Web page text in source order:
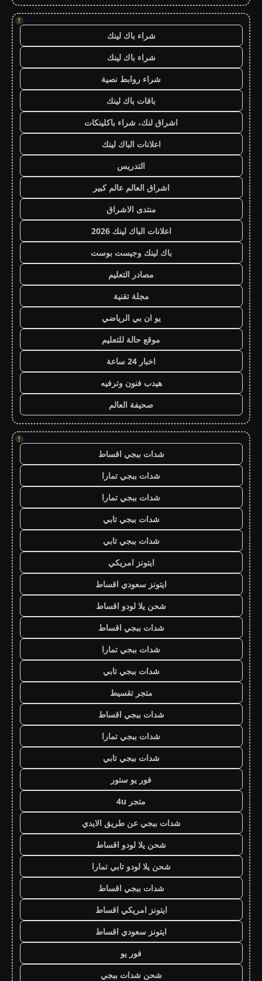
!
شراء باك لينك
شراء باك لينك
شراء روابط نصية
باقات باك لينك
اشراق لنك، شراء باكلينكات
اعلانات الباك لينك
التدريس
اشراق العالم عالم كبير
منتدى الاشراق
اعلانات الباك لينك 2026
باك لينك وجيست بوست
مصادر التعليم
مجلة تقنية
يو ان بي الرياضي
موقع حالة للتعليم
اخبار 24 ساعة
هيدب فنون وترفيه
صحيفة العالم
!
شدات ببجي اقساط
شدات ببجي تمارا
شدات ببجي تمارا
شدات ببجي تابي
شدات ببجي تابي
ايتونز امريكي
ايتونز سعودي اقساط
شحن يلا لودو اقساط
شدات ببجي اقساط
شدات ببجي تمارا
شدات ببجي تابي
متجر تقسيط
شدات ببجي اقساط
شدات ببجي تمارا
شدات ببجي تابي
فور يو ستور
متجر 4u
شدات ببجي عن طريق الايدي
شحن يلا لودو اقساط
شحن يلا لودو تابي تمارا
شدات ببجي اقساط
ايتونز امريكي اقساط
ايتونز سعودي اقساط
فور يو
شحن شدات ببجي